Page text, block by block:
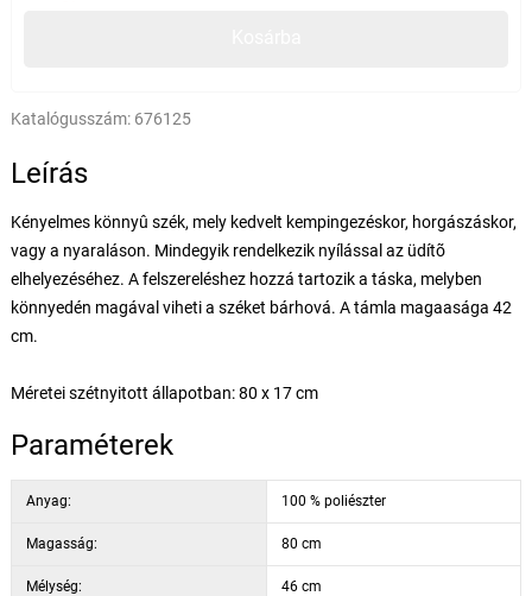
Katalógusszám: 676125
Leírás
Kényelmes könnyû szék, mely kedvelt kempingezéskor, horgászáskor,
vagy a nyaraláson. Mindegyik rendelkezik nyílással az üdítõ
elhelyezéséhez. A felszereléshez hozzá tartozik a táska, melyben
könnyedén magával viheti a széket bárhová. A támla magaasága 42
cm.
Méretei szétnyitott állapotban: 80 x 17 cm
Paraméterek
Anyag: 100 % poliészter
Magasság: 80 cm
Mélység: 46 cm